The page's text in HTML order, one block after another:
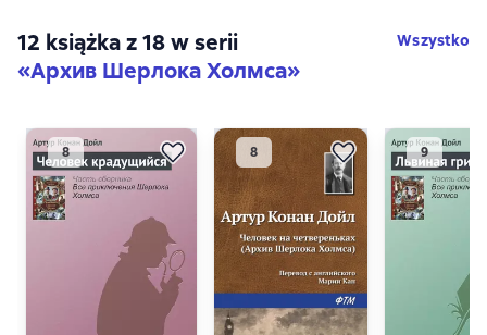
12 książka z 18 w serii
«Архив Шерлока Холмса»
Wszystko